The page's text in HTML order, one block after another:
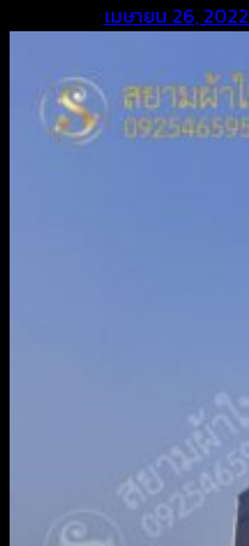
เมษายน 26, 2022